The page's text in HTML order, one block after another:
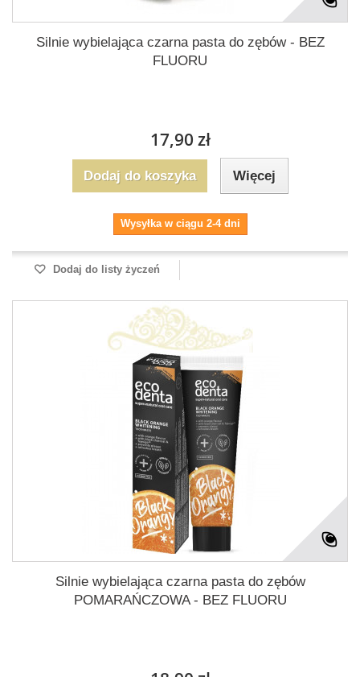
Silnie wybielająca czarna pasta do zębów - BEZ
FLUORU
17,90 zł
Dodaj do koszyka Więcej
Wysyłka w ciągu 2-4 dni
Dodaj do listy życzeń
Silnie wybielająca czarna pasta do zębów
POMARAŃCZOWA - BEZ FLUORU